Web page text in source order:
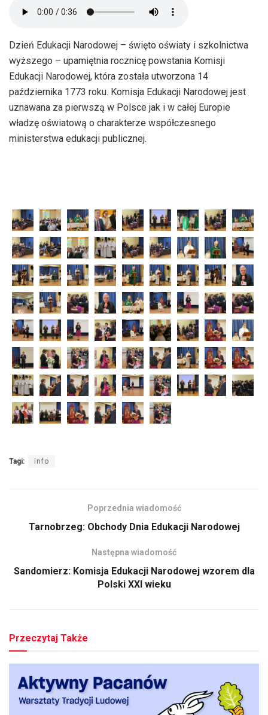
Dzień Edukacji Narodowej – święto oświaty i szkolnictwa
wyższego – upamiętnia rocznicę powstania Komisji
Edukacji Narodowej, która została utworzona 14
października 1773 roku. Komisja Edukacji Narodowej jest
uznawana za pierwszą w Polsce jak i w całej Europie
władzę oświatową o charakterze współczesnego
ministerstwa edukacji publicznej.
Tagi: info
Poprzednia wiadomość
Tarnobrzeg: Obchody Dnia Edukacji Narodowej
Następna wiadomość
Sandomierz: Komisja Edukacji Narodowej wzorem dla
Polski XXI wieku
Przeczytaj Także